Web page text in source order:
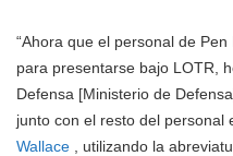
“Ahora que el personal de
para presentarse bajo LOTR,
Defensa [Ministerio de
junto con el resto del personal
Wallace , utilizando la